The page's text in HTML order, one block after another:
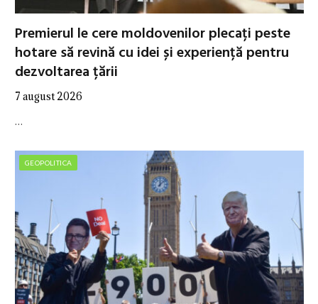
Premierul le cere moldovenilor plecați peste
hotare să revină cu idei și experiență pentru
dezvoltarea țării
7 august 2026
…
GEOPOLITICA